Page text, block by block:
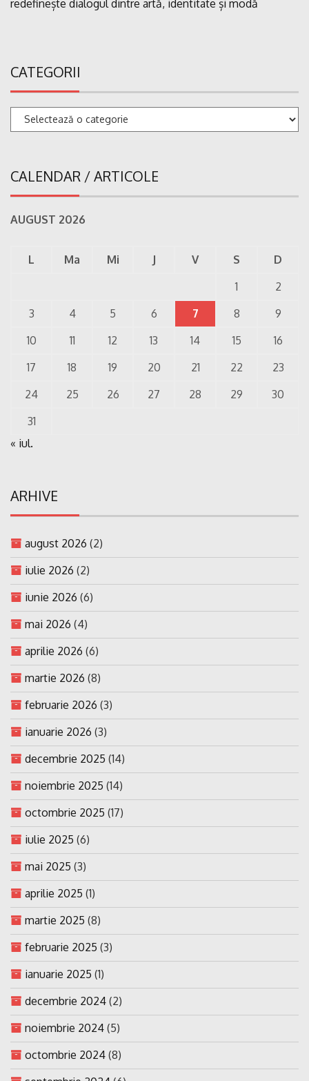
redefinește dialogul dintre artă, identitate și modă
CATEGORII
Categorii
CALENDAR / ARTICOLE
AUGUST 2026
L Ma Mi J V S
D
1
2
3
4 5 6 7 8
9
10
11 12 13 14 15
16
17
18 19 20 21 22
23
24
25 26 27 28 29
30
31
« iul.
ARHIVE
august 2026 (2)
iulie 2026 (2)
iunie 2026 (6)
mai 2026 (4)
aprilie 2026 (6)
martie 2026 (8)
februarie 2026 (3)
ianuarie 2026 (3)
decembrie 2025 (14)
noiembrie 2025 (14)
octombrie 2025 (17)
iulie 2025 (6)
mai 2025 (3)
aprilie 2025 (1)
martie 2025 (8)
februarie 2025 (3)
ianuarie 2025 (1)
decembrie 2024 (2)
noiembrie 2024 (5)
octombrie 2024 (8)